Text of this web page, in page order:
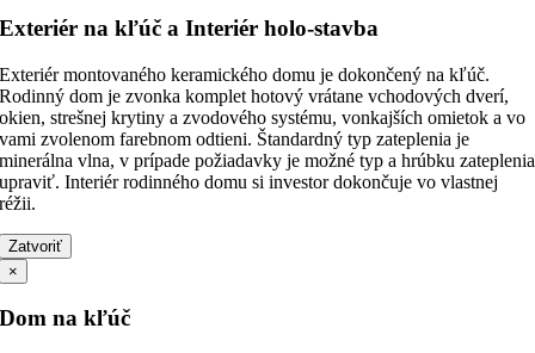
Exteriér na kľúč a Interiér holo-stavba
Exteriér montovaného keramického domu je dokončený na kľúč.
Rodinný dom je zvonka komplet hotový vrátane vchodových dverí,
okien, strešnej krytiny a zvodového systému, vonkajších omietok a vo
vami zvolenom farebnom odtieni. Štandardný typ zateplenia je
minerálna vlna, v prípade požiadavky je možné typ a hrúbku zateplenia
upraviť. Interiér rodinného domu si investor dokončuje vo vlastnej
réžii.
Zatvoriť
×
Dom na kľúč